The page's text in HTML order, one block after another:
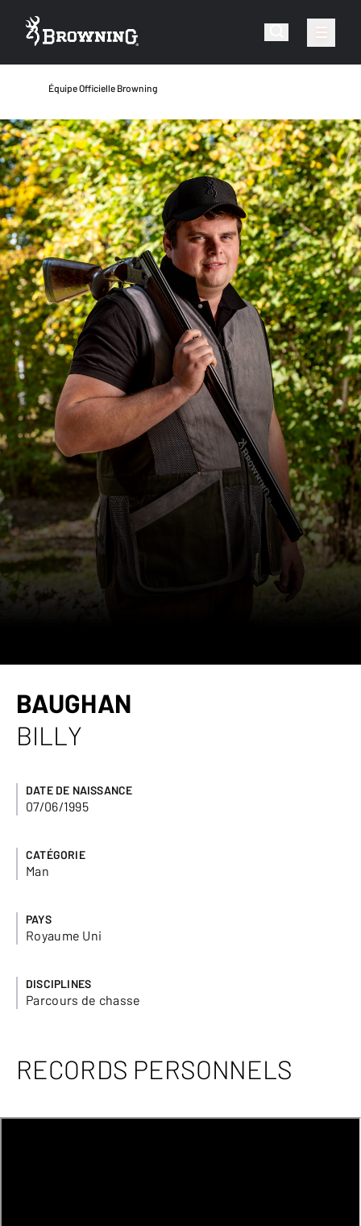
Équipe Officielle Browning
BAUGHAN
BILLY
DATE DE NAISSANCE
07/06/1995
CATÉGORIE
Man
PAYS
Royaume Uni
DISCIPLINES
Parcours de chasse
RECORDS PERSONNELS